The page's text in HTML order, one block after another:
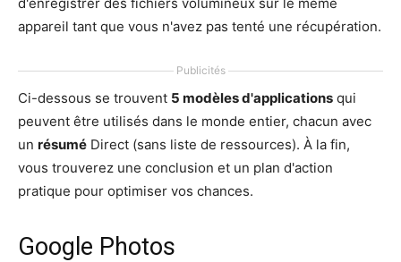
appareil tant que vous n'avez pas tenté une récupération.
Publicités
Ci-dessous se trouvent 5 modèles d'applications qui
peuvent être utilisés dans le monde entier, chacun avec
un résumé Direct (sans liste de ressources). À la fin,
vous trouverez une conclusion et un plan d'action
pratique pour optimiser vos chances.
Google Photos